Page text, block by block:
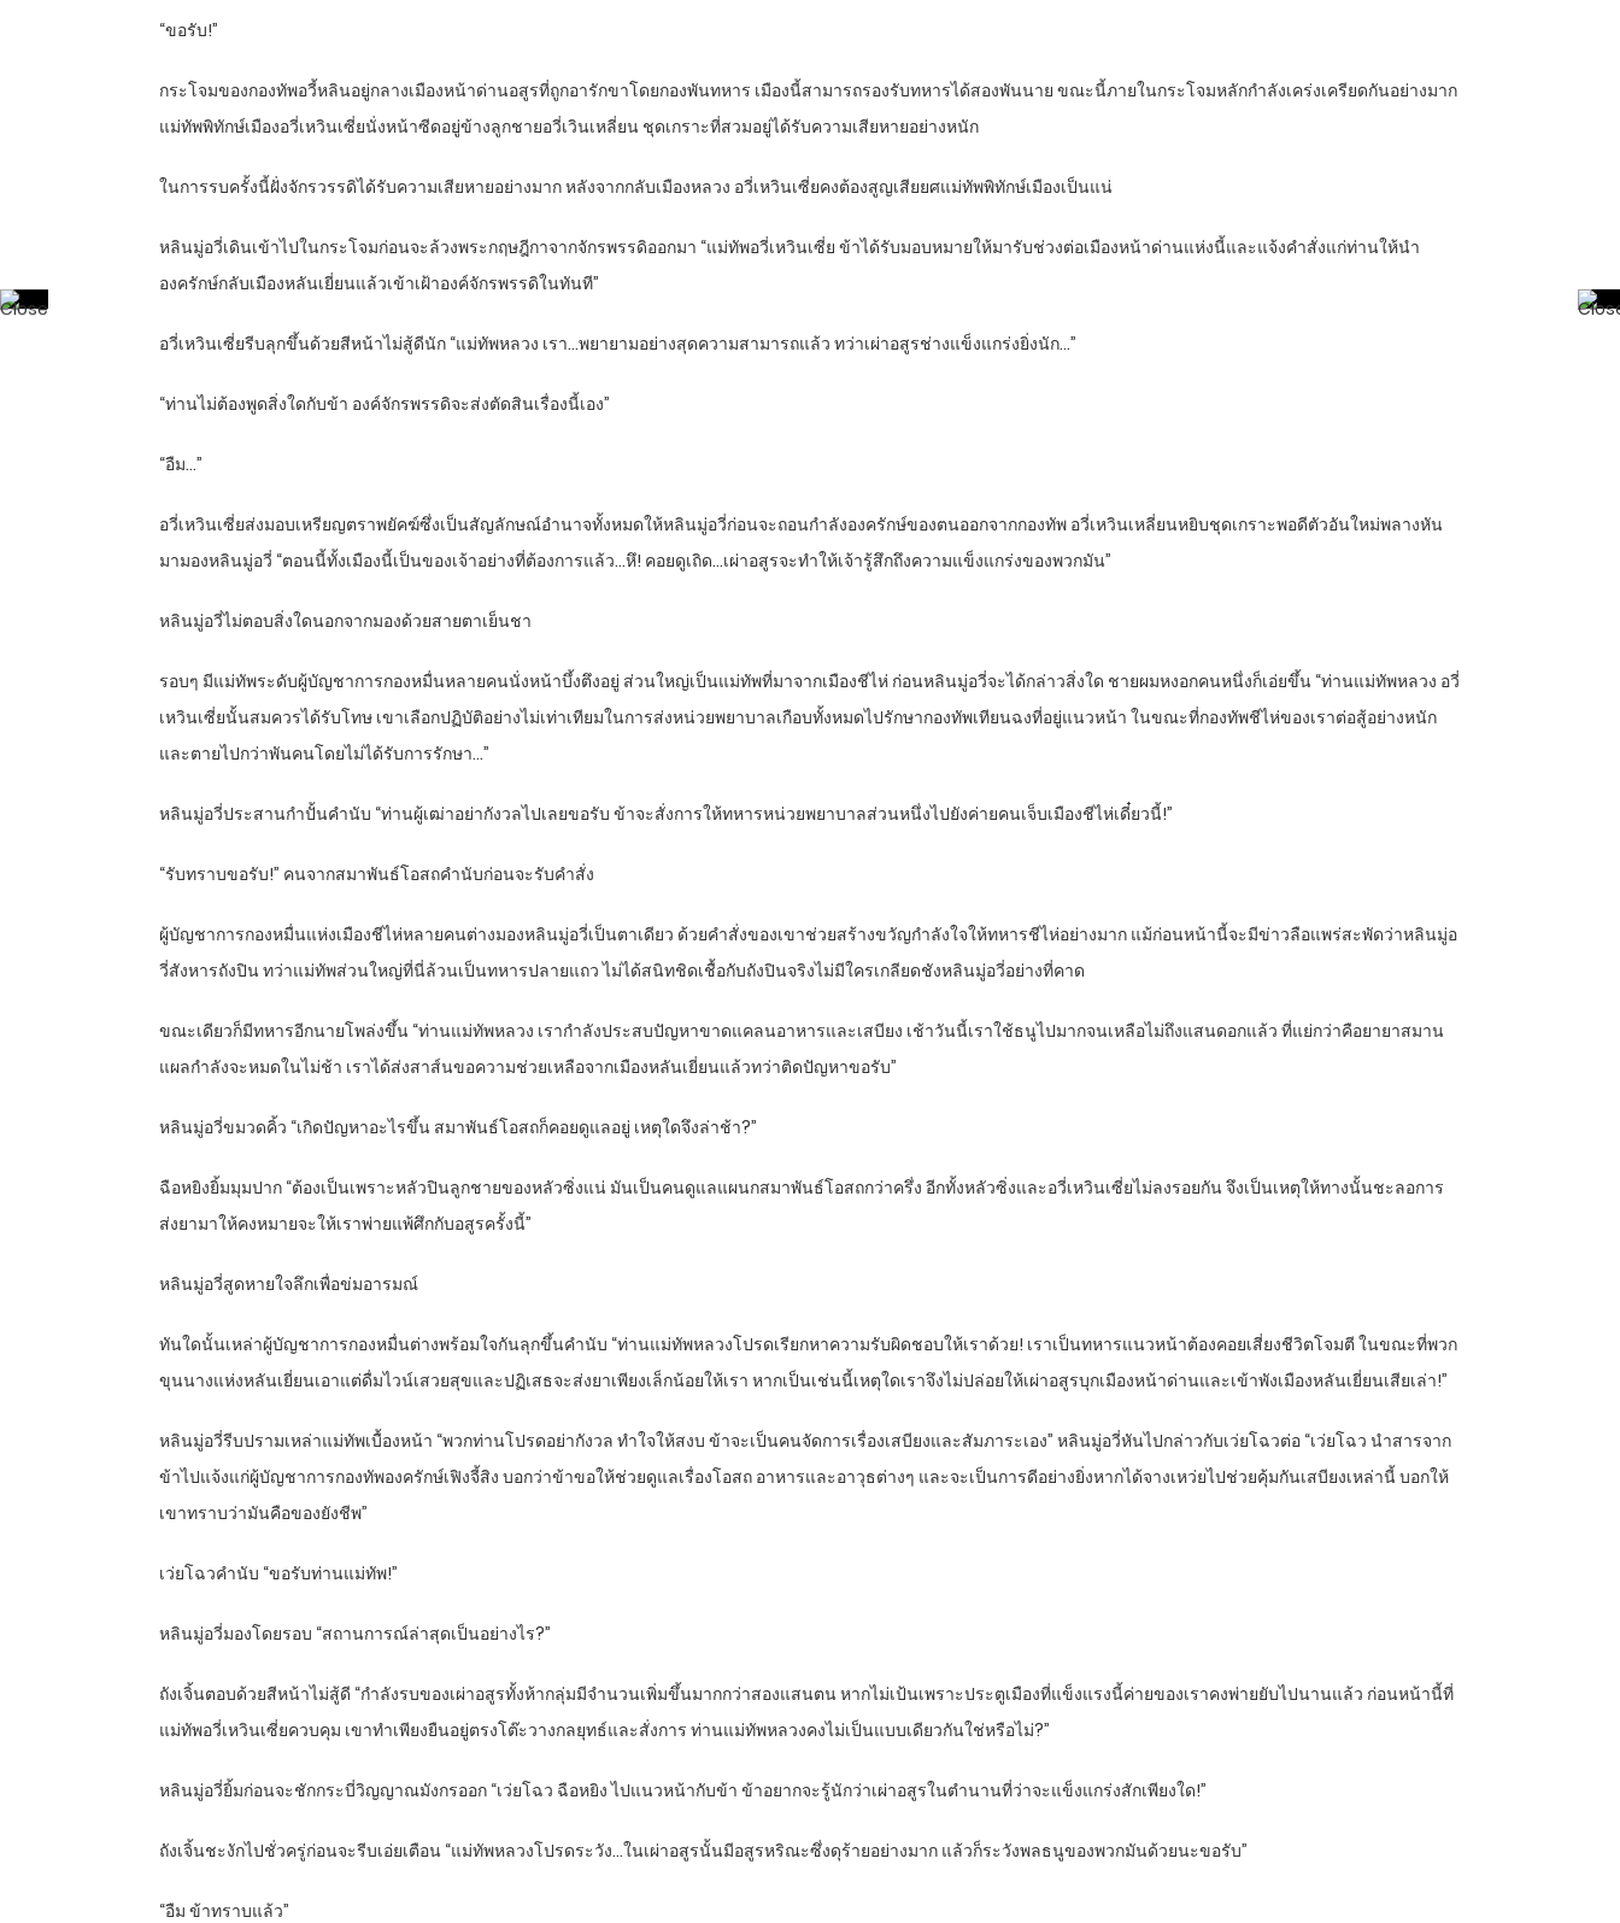
“ขอรับ!”
กระโจมของกองทัพอวี้หลินอยู่กลางเมืองหน้าด่านอสูรที่ถูกอารักขาโดยกองพันทหาร เมืองนี้สามารถรองรับทหารได้สองพันนาย ขณะนี้ภายในกระโจมหลักกำลังเคร่งเครียดกันอย่างมาก
แม่ทัพพิทักษ์เมืองอวี่เหวินเซี่ยนั่งหน้าซีดอยู่ข้างลูกชายอวี่เวินเหลี่ยน ชุดเกราะที่สวมอยู่ได้รับความเสียหายอย่างหนัก
ในการรบครั้งนี้ฝั่งจักรวรรดิได้รับความเสียหายอย่างมาก หลังจากกลับเมืองหลวง อวี่เหวินเซี่ยคงต้องสูญเสียยศแม่ทัพพิทักษ์เมืองเป็นแน่
หลินมู่อวี่เดินเข้าไปในกระโจมก่อนจะล้วงพระกฤษฎีกาจากจักรพรรดิออกมา “แม่ทัพอวี่เหวินเซี่ย ข้าได้รับมอบหมายให้มารับช่วงต่อเมืองหน้าด่านแห่งนี้และแจ้งคำสั่งแก่ท่านให้นำ
องครักษ์กลับเมืองหลันเยี่ยนแล้วเข้าเฝ้าองค์จักรพรรดิในทันที”
อวี่เหวินเซี่ยรีบลุกขึ้นด้วยสีหน้าไม่สู้ดีนัก “แม่ทัพหลวง เรา…พยายามอย่างสุดความสามารถแล้ว ทว่าเผ่าอสูรช่างแข็งแกร่งยิ่งนัก…”
“ท่านไม่ต้องพูดสิ่งใดกับข้า องค์จักรพรรดิจะส่งตัดสินเรื่องนี้เอง”
“อืม…”
อวี่เหวินเซี่ยส่งมอบเหรียญตราพยัคฆ์ซึ่งเป็นสัญลักษณ์อำนาจทั้งหมดให้หลินมู่อวี่ก่อนจะถอนกำลังองครักษ์ของตนออกจากกองทัพ อวี่เหวินเหลี่ยนหยิบชุดเกราะพอดีตัวอันใหม่พลางหัน
มามองหลินมู่อวี่ “ตอนนี้ทั้งเมืองนี้เป็นของเจ้าอย่างที่ต้องการแล้ว…หึ! คอยดูเถิด…เผ่าอสูรจะทำให้เจ้ารู้สึกถึงความแข็งแกร่งของพวกมัน”
หลินมู่อวี่ไม่ตอบสิ่งใดนอกจากมองด้วยสายตาเย็นชา
รอบๆ มีแม่ทัพระดับผู้บัญชาการกองหมื่นหลายคนนั่งหน้าบึ้งตึงอยู่ ส่วนใหญ่เป็นแม่ทัพที่มาจากเมืองชีไห่ ก่อนหลินมู่อวี่จะได้กล่าวสิ่งใด ชายผมหงอกคนหนึ่งก็เอ่ยขึ้น “ท่านแม่ทัพหลวง อวี่
เหวินเซี่ยนั้นสมควรได้รับโทษ เขาเลือกปฏิบัติอย่างไม่เท่าเทียมในการส่งหน่วยพยาบาลเกือบทั้งหมดไปรักษากองทัพเทียนฉงที่อยู่แนวหน้า ในขณะที่กองทัพชีไห่ของเราต่อสู้อย่างหนัก
และตายไปกว่าพันคนโดยไม่ได้รับการรักษา…”
หลินมู่อวี่ประสานกำปั้นคำนับ “ท่านผู้เฒ่าอย่ากังวลไปเลยขอรับ ข้าจะสั่งการให้ทหารหน่วยพยาบาลส่วนหนึ่งไปยังค่ายคนเจ็บเมืองชีไห่เดี๋ยวนี้!”
“รับทราบขอรับ!” คนจากสมาพันธ์โอสถคำนับก่อนจะรับคำสั่ง
ผู้บัญชาการกองหมื่นแห่งเมืองชีไห่หลายคนต่างมองหลินมู่อวี่เป็นตาเดียว ด้วยคำสั่งของเขาช่วยสร้างขวัญกำลังใจให้ทหารชีไห่อย่างมาก แม้ก่อนหน้านี้จะมีข่าวลือแพร่สะพัดว่าหลินมู่อ
วี่สังหารถังปิน ทว่าแม่ทัพส่วนใหญ่ที่นี่ล้วนเป็นทหารปลายแถว ไม่ได้สนิทชิดเชื้อกับถังปินจริงไม่มีใครเกลียดชังหลินมู่อวี่อย่างที่คาด
ขณะเดียวก็มีทหารอีกนายโพล่งขึ้น “ท่านแม่ทัพหลวง เรากำลังประสบปัญหาขาดแคลนอาหารและเสบียง เช้าวันนี้เราใช้ธนูไปมากจนเหลือไม่ถึงแสนดอกแล้ว ที่แย่กว่าคือยายาสมาน
แผลกำลังจะหมดในไม่ช้า เราได้ส่งสาส์นขอความช่วยเหลือจากเมืองหลันเยี่ยนแล้วทว่าติดปัญหาขอรับ”
หลินมู่อวี่ขมวดคิ้ว “เกิดปัญหาอะไรขึ้น สมาพันธ์โอสถก็คอยดูแลอยู่ เหตุใดจึงล่าช้า?”
ฉือหยิงยิ้มมุมปาก “ต้องเป็นเพราะหลัวปินลูกชายของหลัวซิ่งแน่ มันเป็นคนดูแลแผนกสมาพันธ์โอสถกว่าครึ่ง อีกทั้งหลัวซิ่งและอวี่เหวินเซี่ยไม่ลงรอยกัน จึงเป็นเหตุให้ทางนั้นชะลอการ
ส่งยามาให้คงหมายจะให้เราพ่ายแพ้ศึกกับอสูรครั้งนี้”
หลินมู่อวี่สูดหายใจลึกเพื่อข่มอารมณ์
ทันใดนั้นเหล่าผู้บัญชาการกองหมื่นต่างพร้อมใจกันลุกขึ้นคำนับ “ท่านแม่ทัพหลวงโปรดเรียกหาความรับผิดชอบให้เราด้วย! เราเป็นทหารแนวหน้าต้องคอยเสี่ยงชีวิตโจมตี ในขณะที่พวก
ขุนนางแห่งหลันเยี่ยนเอาแต่ดื่มไวน์เสวยสุขและปฏิเสธจะส่งยาเพียงเล็กน้อยให้เรา หากเป็นเช่นนี้เหตุใดเราจึงไม่ปล่อยให้เผ่าอสูรบุกเมืองหน้าด่านและเข้าพังเมืองหลันเยี่ยนเสียเล่า!”
หลินมู่อวี่รีบปรามเหล่าแม่ทัพเบื้องหน้า “พวกท่านโปรดอย่ากังวล ทำใจให้สงบ ข้าจะเป็นคนจัดการเรื่องเสบียงและสัมภาระเอง” หลินมู่อวี่หันไปกล่าวกับเว่ยโฉวต่อ “เว่ยโฉว นำสารจาก
ข้าไปแจ้งแก่ผู้บัญชาการกองทัพองครักษ์เฟิงจี้สิง บอกว่าข้าขอให้ช่วยดูแลเรื่องโอสถ อาหารและอาวุธต่างๆ และจะเป็นการดีอย่างยิ่งหากได้จางเหว่ยไปช่วยคุ้มกันเสบียงเหล่านี้ บอกให้
เขาทราบว่ามันคือของยังชีพ”
เว่ยโฉวคำนับ “ขอรับท่านแม่ทัพ!”
หลินมู่อวี่มองโดยรอบ “สถานการณ์ล่าสุดเป็นอย่างไร?”
ถังเจิ้นตอบด้วยสีหน้าไม่สู้ดี “กำลังรบของเผ่าอสูรทั้งห้ากลุ่มมีจำนวนเพิ่มขึ้นมากกว่าสองแสนตน หากไม่เป้นเพราะประตูเมืองที่แข็งแรงนี้ค่ายของเราคงพ่ายยับไปนานแล้ว ก่อนหน้านี้ที่
แม่ทัพอวี่เหวินเซี่ยควบคุม เขาทำเพียงยืนอยู่ตรงโต๊ะวางกลยุทธ์และสั่งการ ท่านแม่ทัพหลวงคงไม่เป็นแบบเดียวกันใช่หรือไม่?”
หลินมู่อวี่ยิ้มก่อนจะชักกระบี่วิญญาณมังกรออก “เว่ยโฉว ฉือหยิง ไปแนวหน้ากับข้า ข้าอยากจะรู้นักว่าเผ่าอสูรในตำนานที่ว่าจะแข็งแกร่งสักเพียงใด!”
ถังเจิ้นชะงักไปชั่วครู่ก่อนจะรีบเอ่ยเตือน “แม่ทัพหลวงโปรดระวัง…ในเผ่าอสูรนั้นมีอสูรหริณะซึ่งดุร้ายอย่างมาก แล้วก็ระวังพลธนูของพวกมันด้วยนะขอรับ”
“อืม ข้าทราบแล้ว”